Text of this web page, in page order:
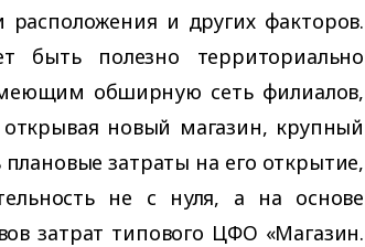
и других факторов.
полезно территориально
обширную сеть филиалов,
новый магазин, крупный
затраты на его открытие,
не с нуля, а на основе
затрат типового ЦФО «Магазин.